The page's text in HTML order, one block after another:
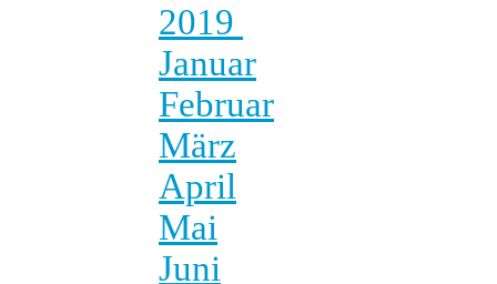
2019
Januar
Februar
März
April
Mai
Juni